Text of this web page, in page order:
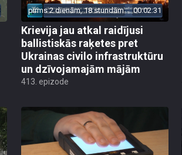
pirms 2 dienām, 18 stundām 00:02:31
Krievija jau atkal raidījusi
ballistiskās raķetes pret
Ukrainas civilo infrastruktūru
un dzīvojamajām mājām
413. epizode